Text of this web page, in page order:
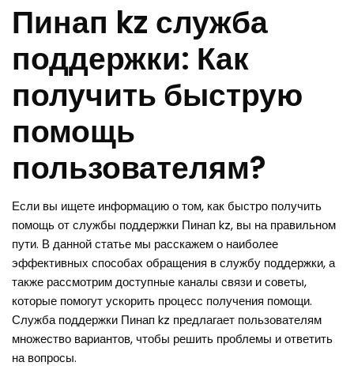
Пинап kz служба
поддержки: Как
получить быструю
помощь
пользователям?
Если вы ищете информацию о том, как быстро получить
помощь от службы поддержки Пинап kz, вы на правильном
пути. В данной статье мы расскажем о наиболее
эффективных способах обращения в службу поддержки, а
также рассмотрим доступные каналы связи и советы,
которые помогут ускорить процесс получения помощи.
Служба поддержки Пинап kz предлагает пользователям
множество вариантов, чтобы решить проблемы и ответить
на вопросы.